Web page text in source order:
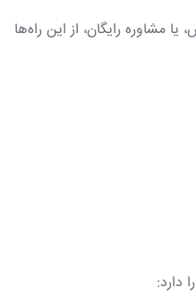
مشاوره رایگان، از این راه‌ها
دارد: